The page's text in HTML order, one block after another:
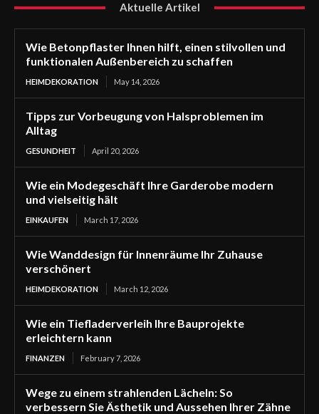
Aktuelle Artikel
Wie Betonpflaster Ihnen hilft, einen stilvollen und
funktionalen Außenbereich zu schaffen
HEIMDEKORATION May 14, 2026
Tipps zur Vorbeugung von Halsproblemen im
Alltag
GESUNDHEIT April 20, 2026
Wie ein Modegeschäft Ihre Garderobe modern
und vielseitig hält
EINKAUFEN March 17, 2026
Wie Wanddesign für Innenräume Ihr Zuhause
verschönert
HEIMDEKORATION March 12, 2026
Wie ein Tiefladerverleih Ihre Bauprojekte
erleichtern kann
FINANZEN February 7, 2026
Wege zu einem strahlenden Lächeln: So
verbessern Sie Ästhetik und Aussehen Ihrer Zähne